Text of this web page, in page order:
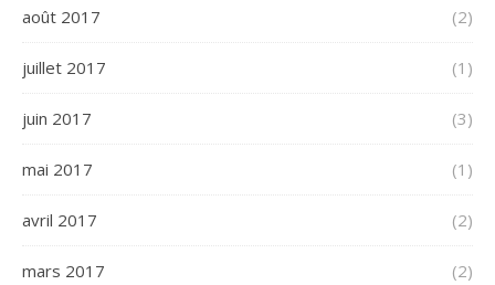
août 2017 (2)
juillet 2017 (1)
juin 2017 (3)
mai 2017 (1)
avril 2017 (2)
mars 2017 (2)